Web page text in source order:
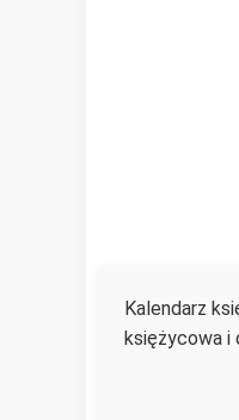
Kalendarz
księżycowa i